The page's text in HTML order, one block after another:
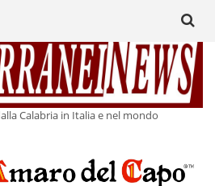
Calabria in Italia e nel mondo
for: